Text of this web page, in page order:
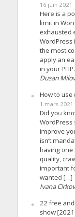
16 juin 2021
Here is a
limit in
exhausted
WordPress
the most
apply an
in your
Dusan
How to use
1 mars 2021
Did you
WordPress
improve
isn’t
having one
quality,
important
wanted […]
Ivana
22 free
show